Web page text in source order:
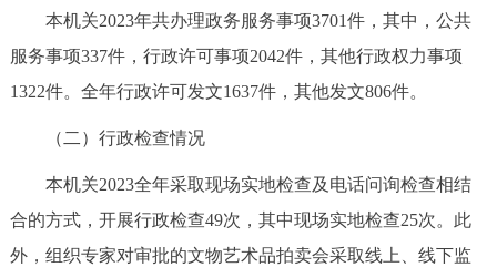
本机关2023年共办理政务服务事项3701件，其中，公共
服务事项337件，行政许可事项2042件，其他行政权力事项
1322件。全年行政许可发文1637件，其他发文806件。
（二）行政检查情况
本机关2023全年采取现场实地检查及电话问询检查相结
合的方式，开展行政检查49次，其中现场实地检查25次。此
外，组织专家对审批的文物艺术品拍卖会采取线上、线下监